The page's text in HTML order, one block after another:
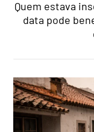
Quem estava
data pode